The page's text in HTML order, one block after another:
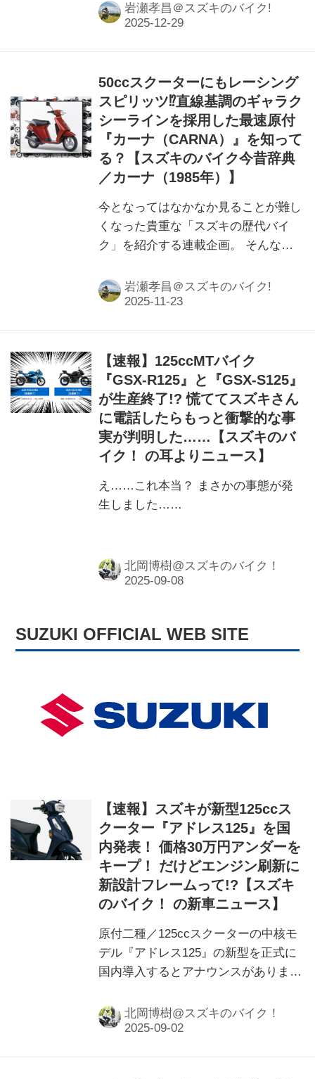
岩瀬孝昌＠スズキのバイク!
50ccスクーターにもレーシング
スピリッツ⁉︎直線基調のギャラク
シーラインを採用した最速原付
『カーナ（CARNA）』を知って
る？【スズキのバイク今昔辞典
／カーナ（1985年）】
今となってはなかなか見ることが難し
くなった貴重な「スズキの歴代バイ
ク」を紹介する連載企画。 そんなス
もし「今のバイクに例えるなら…？」
と、編集部 岩瀬が独断と偏見で選ん
た50ccスクーター「CARNA（カー
ナ）」です。
岩瀬孝昌＠スズキのバイク!
【速報】125ccMTバイク
『GSX-R125』と『GSX-S125』
が生産終了!? 慌ててスズキさん
に電話したらもっと衝撃的な事
実が判明した……【スズキのバ
イク！ の耳よりニュース】
え……これ本当？ まさかの事態が発
生しました……
北岡博樹@スズキのバイク！
SUZUKI OFFICIAL WEB SITE
【速報】スズキが新型125ccス
クーター『アドレス125』を国
内発表！ 価格30万円アンダーを
キープ！ だけどエンジン刷新に
新設計フレームって!?【スズキ
のバイク！ の新車ニュース】
原付二種／125ccスクーターの中核モ
デル『アドレス125』の新型を正式に
国内導入するとアナウンスがありまし
で違うバイクになってる!?
北岡博樹@スズキのバイク！